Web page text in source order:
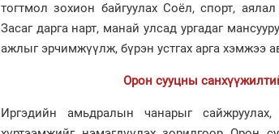
тогтмол зохион байгуулах Соёл, спорт,
Засаг дарга нарт, манай улсад ургадаг
ажлыг эрчимжүүлж, бүрэн устгах арга хэмжээ
Орон сууцны
Иргэдийн амьдралын чанарыг